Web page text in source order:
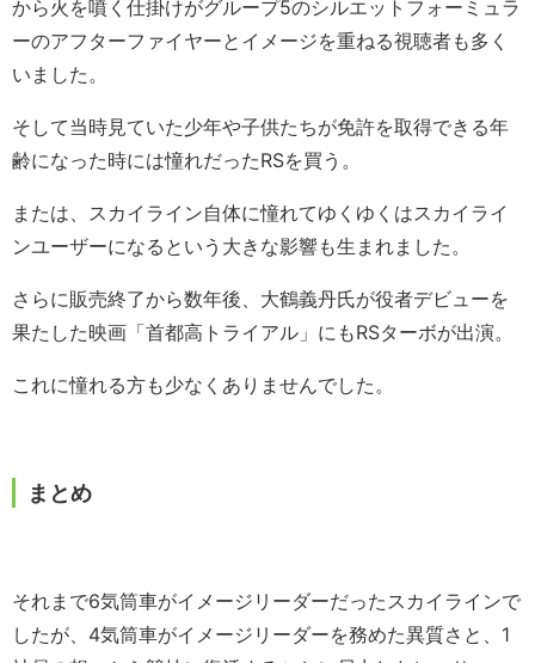
から火を噴く仕掛けがグループ5のシルエットフォーミュラ
ーのアフターファイヤーとイメージを重ねる視聴者も多く
いました。
そして当時見ていた少年や子供たちが免許を取得できる年
齢になった時には憧れだったRSを買う。
または、スカイライン自体に憧れてゆくゆくはスカイライ
ンユーザーになるという大きな影響も生まれました。
さらに販売終了から数年後、大鶴義丹氏が役者デビューを
果たした映画「首都高トライアル」にもRSターボが出演。
これに憧れる方も少なくありませんでした。
まとめ
それまで6気筒車がイメージリーダーだったスカイラインで
したが、4気筒車がイメージリーダーを務めた異質さと、1